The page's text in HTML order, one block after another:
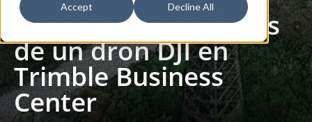
Accept Decline All
Importación de datos
de un dron DJI en
Trimble Business
Center